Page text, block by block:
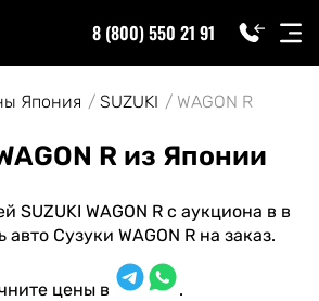
8 (800) 550 21 91
Япония SUZUKI WAGON R
R из Японии
SUZUKI WAGON R с аукциона в в
Сузуки WAGON R на заказ.
цены в .